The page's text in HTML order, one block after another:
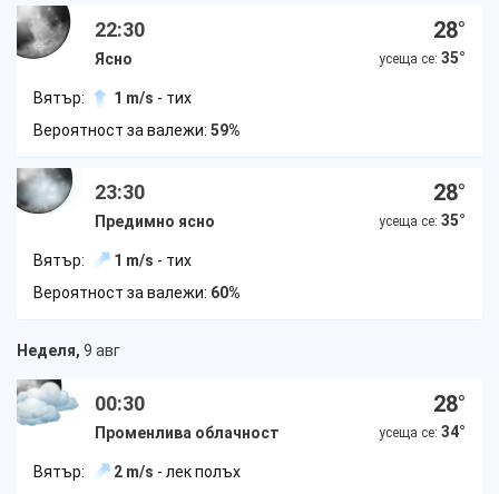
22:30
Ясно
28°
усеща се: 35°
Вятър: 1 m/s - тих
Вероятност за валежи: 59%
23:30
Предимно ясно
28°
усеща се: 35°
Вятър: 1 m/s - тих
Вероятност за валежи: 60%
Неделя, 9 авг
00:30
Променлива облачност
28°
усеща се: 34°
Вятър: 2 m/s - лек полъх